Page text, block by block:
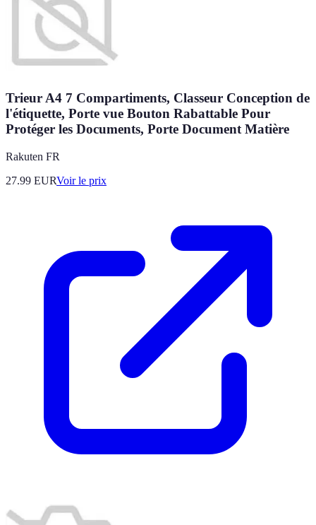
Trieur A4 7 Compartiments, Classeur Conception de
l'étiquette, Porte vue Bouton Rabattable Pour
Protéger les Documents, Porte Document Matière
Rakuten FR
27.99 EURVoir le prix